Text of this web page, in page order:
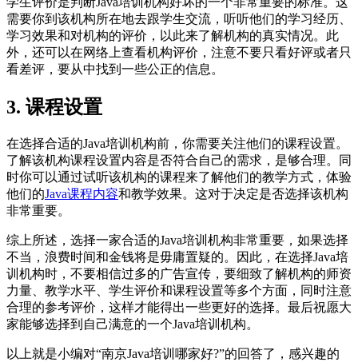
需要你到该机构所在地去跟学生交流，听听他们的学习经历、
学习效果和对机构的评价，以此来了解机构的真实情况。此
外，还可以在网络上查看机构评价，注意不要只看好评或者只
看差评，要从中找到一些公正的信息。
3. 课程设置
在选择合适的Java培训机构前，你需要关注他们的课程设置。
了解该机构课程设置内容是否符合自己的需求，是够合理。同
时你可以通过试听该机构的课程来了解他们的教学方式，体验
他们的Java课程内容和教学效果。这对于决定是否选择该机构
非常重要。
综上所述，选择一家合适的Java培训机构非常重要，如果选择
不当，浪费时间和金钱将是毋庸置疑的。因此，在选择Java培
训机构时，不要相信过多的广告宣传，要细致了解机构的师资
力量、教学水平、学生评价和课程设置等多个方面，同时注意
合理的参考评价，这样才能得出一些更好的选择。最后祝愿大
家能够选择到自己满意的一个Java培训机构。
以上就是小编对“南京Java培训哪家好?”的回答了，感兴趣的